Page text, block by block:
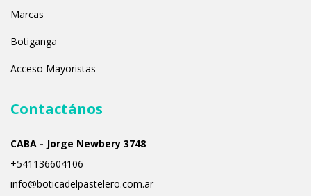
Marcas
Botiganga
Acceso Mayoristas
Contactános
CABA - Jorge Newbery 3748
+541136604106
info@boticadelpastelero.com.ar